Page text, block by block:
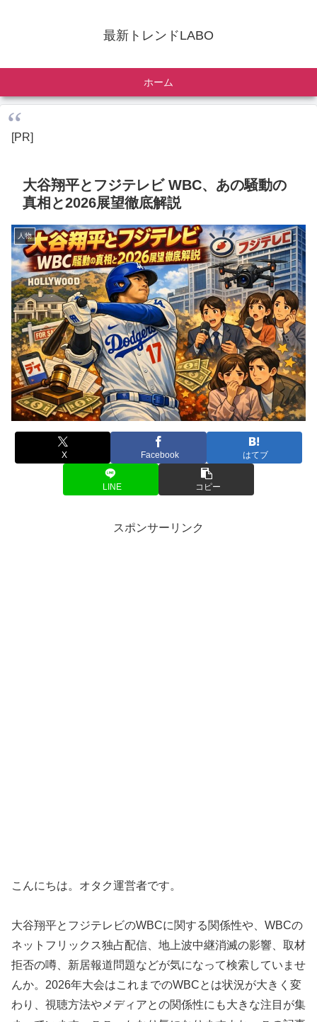
最新トレンドLABO
ホーム
[PR]
大谷翔平とフジテレビ WBC、あの騒動の
真相と2026展望徹底解説
人物
X Facebook はてブ
LINE コピー
スポンサーリンク
こんにちは。オタク運営者です。
大谷翔平とフジテレビのWBCに関する関係性や、WBCの
ネットフリックス独占配信、地上波中継消滅の影響、取材
拒否の噂、新居報道問題などが気になって検索していませ
んか。2026年大会はこれまでのWBCとは状況が大きく変
わり、視聴方法やメディアとの関係性にも大きな注目が集